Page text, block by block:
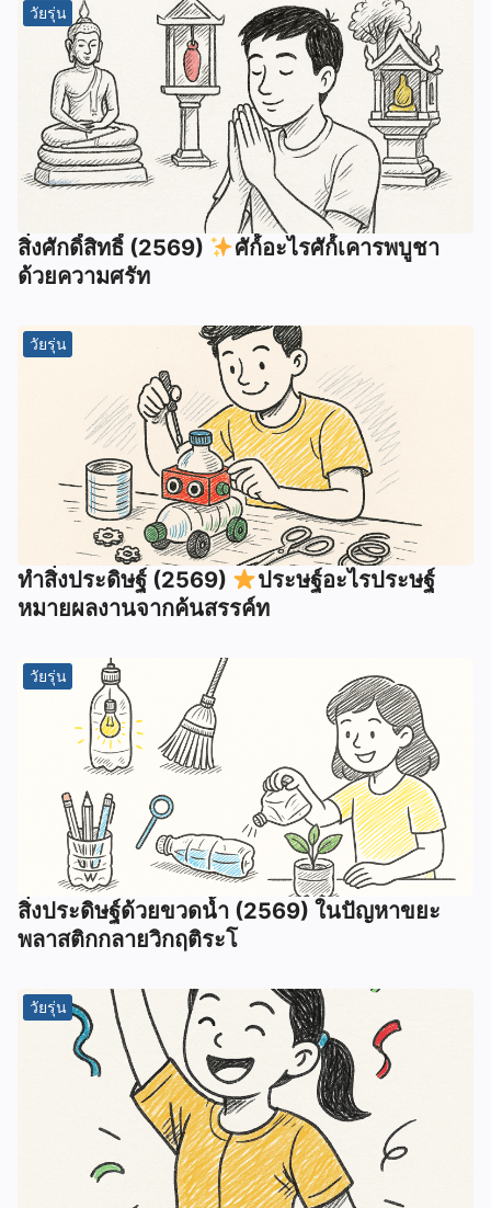
วัยรุ่น
สิ่งศักดิ์สิทธิ์ (2569)
ศัก์์อะไรศัก์์เคารพบูชา
ด้วยความศรัท
วัยรุ่น
ทำสิ่งประดิษฐ์ (2569)
ประษฐ์อะไรประษฐ์
หมายผลงานจากค้นสรรค์ท
วัยรุ่น
สิ่งประดิษฐ์ด้วยขวดน้ำ (2569) ในปัญหาขยะ
พลาสติกกลายวิกฤติระโ
วัยรุ่น